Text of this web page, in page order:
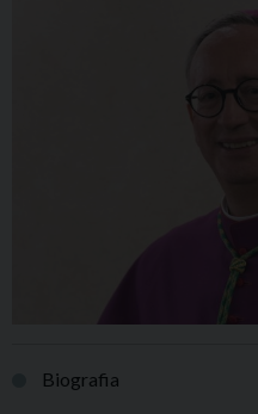
Biografia